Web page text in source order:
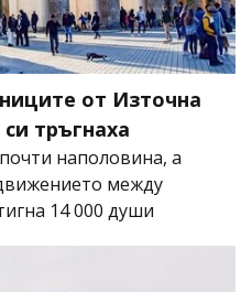
от Източна
тръгнаха
наполовина, а
между
14 000 души